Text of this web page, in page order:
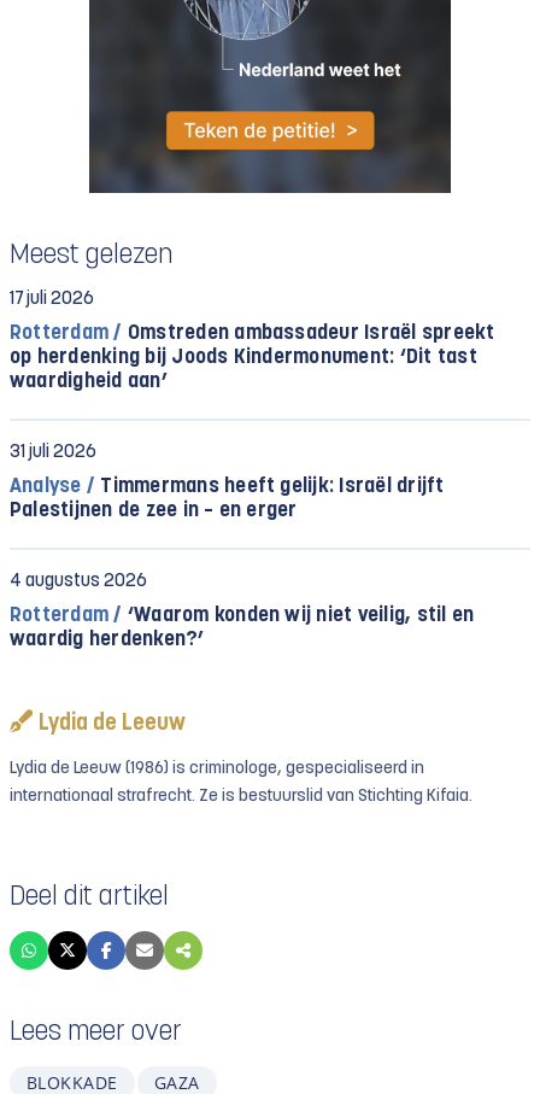
Meest gelezen
17 juli 2026
Rotterdam / Omstreden ambassadeur Israël spreekt
op herdenking bij Joods Kindermonument: ‘Dit tast
waardigheid aan’
31 juli 2026
Analyse / Timmermans heeft gelijk: Israël drijft
Palestijnen de zee in – en erger
4 augustus 2026
Rotterdam / ‘Waarom konden wij niet veilig, stil en
waardig herdenken?’
Lydia de Leeuw
Lydia de Leeuw (1986) is criminologe, gespecialiseerd in
internationaal strafrecht. Ze is bestuurslid van Stichting Kifaia.
Deel dit artikel
Lees meer over
BLOKKADE GAZA